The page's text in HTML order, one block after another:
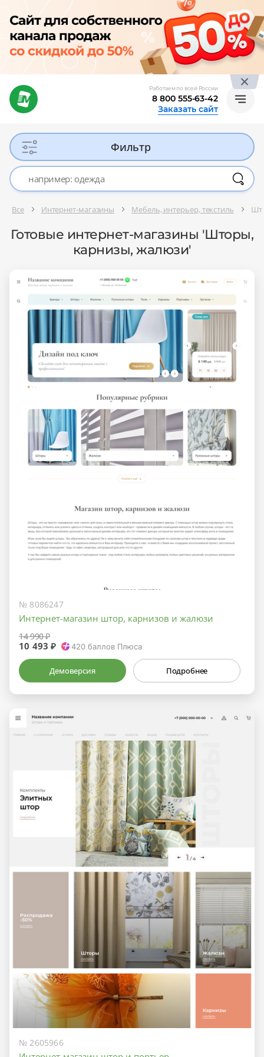
Работаем по всей России
8 800 555-63-42
Заказать сайт
Фильтр
Все Интернет-магазины Мебель, интерьер, текстиль
Готовые интернет-магазины 'Шторы,
карнизы, жалюзи'
№ 8086247
Интернет-магазин штор, карнизов и жалюзи
14 990 ₽
10 493 ₽ 420баллов Плюса
Демоверсия Подробнее
№ 2605966